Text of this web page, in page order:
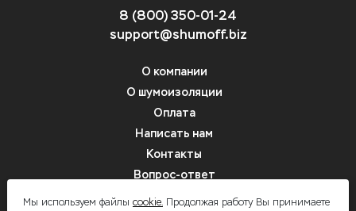
8 (800) 350-01-24
support@shumoff.biz
О компании
О шумоизоляции
Оплата
Написать нам
Контакты
Вопрос-ответ
цвфв
Мы используем файлы cookie.Продолжая работу Вы принимаете